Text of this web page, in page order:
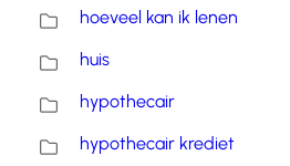
hoeveel kan ik lenen
huis
hypothecair
hypothecair krediet